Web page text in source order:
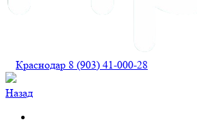
Краснодар 8 (903) 41-000-28
Назад